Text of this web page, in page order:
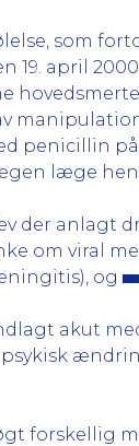
som
19. april
penicillin
læge
der anlagt
om viral
og
akut
forskellig